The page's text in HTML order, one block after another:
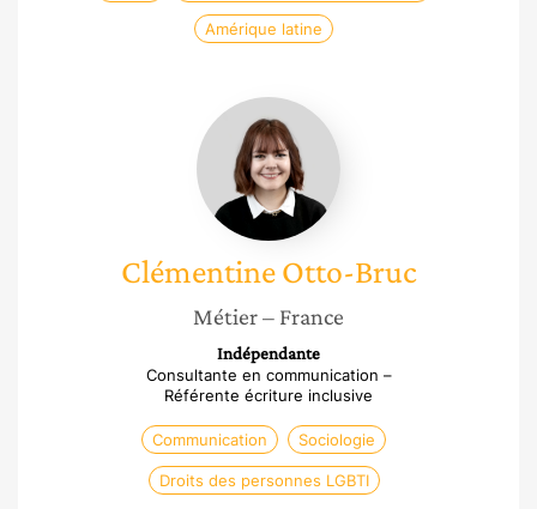
Amérique latine
Clémentine
Otto-
Bruc
Clémentine Otto-Bruc
Métier– France
Indépendante
Consultante en communication –
Référente écriture inclusive
Communication Sociologie
Droits des personnes LGBTI